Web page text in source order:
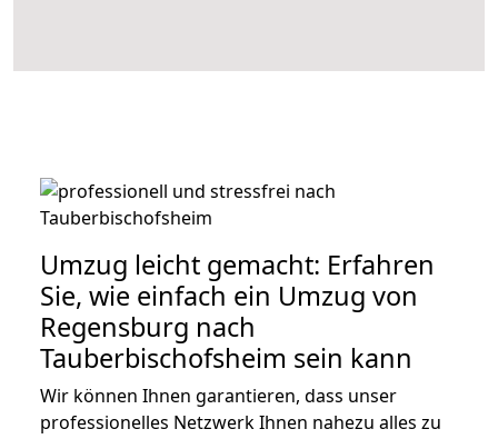
Umzug leicht gemacht: Erfahren
Sie, wie einfach ein Umzug von
Regensburg nach
Tauberbischofsheim sein kann
Wir können Ihnen garantieren, dass unser
professionelles Netzwerk Ihnen nahezu alles zu